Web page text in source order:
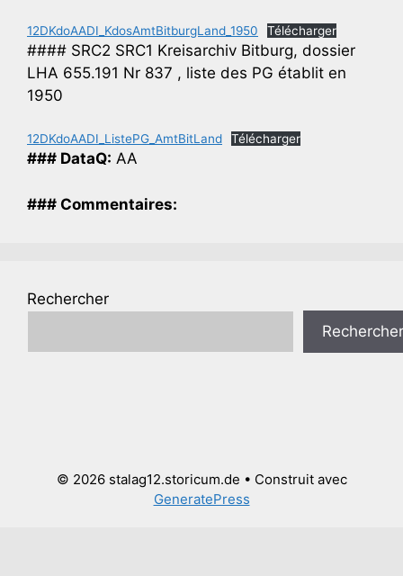
12DKdoAADI_KdosAmtBitburgLand_1950 Télécharger
#### SRC2 SRC1 Kreisarchiv Bitburg, dossier
LHA 655.191 Nr 837 , liste des PG établit en
1950
12DKdoAADI_ListePG_AmtBitLand Télécharger
### DataQ: AA
### Commentaires:
Rechercher
Rechercher
© 2026 stalag12.storicum.de • Construit avec
GeneratePress